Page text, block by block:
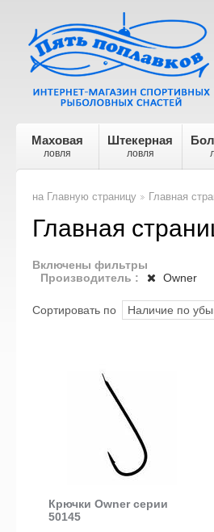
Маховая
ловля
Штекерная
ловля
на Главную страницу
Главная
Главная
Включены фильтры
Производитель :
Owner
Сортировать по
Крючки Owner серии
50145